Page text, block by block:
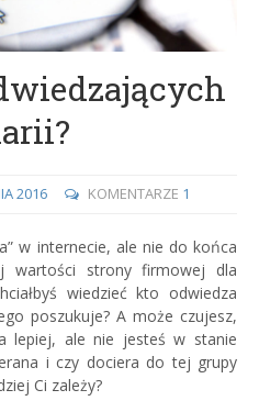
2016 KOMENTARZE 1
w internecie, ale nie do końca
wartości strony firmowej dla
wiedzieć kto odwiedza
poszukuje? A może czujesz,
lepiej, ale nie jesteś w stanie
i czy dociera do tej grupy
Ci zależy?